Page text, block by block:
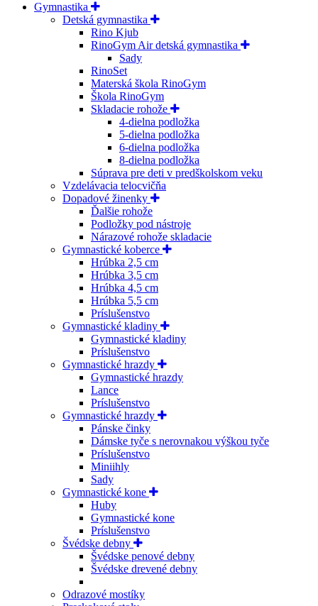
Gymnastika
Detská gymnastika
Rino Kjub
RinoGym Air detská gymnastika
Sady
RinoSet
Materská škola RinoGym
Škola RinoGym
Skladacie rohože
4-dielna podložka
5-dielna podložka
6-dielna podložka
8-dielna podložka
Súprava pre deti v predškolskom veku
Vzdelávacia telocvičňa
Dopadové žinenky
Ďalšie rohože
Podložky pod nástroje
Nárazové rohože skladacie
Gymnastické koberce
Hrúbka 2,5 cm
Hrúbka 3,5 cm
Hrúbka 4,5 cm
Hrúbka 5,5 cm
Príslušenstvo
Gymnastické kladiny
Gymnastické kladiny
Príslušenstvo
Gymnastické hrazdy
Gymnastické hrazdy
Lance
Príslušenstvo
Gymnastické hrazdy
Pánske činky
Dámske tyče s nerovnakou výškou tyče
Príslušenstvo
Miniihly
Sady
Gymnastické kone
Huby
Gymnastické kone
Príslušenstvo
Švédske debny
Švédske penové debny
Švédske drevené debny
Odrazové mostíky